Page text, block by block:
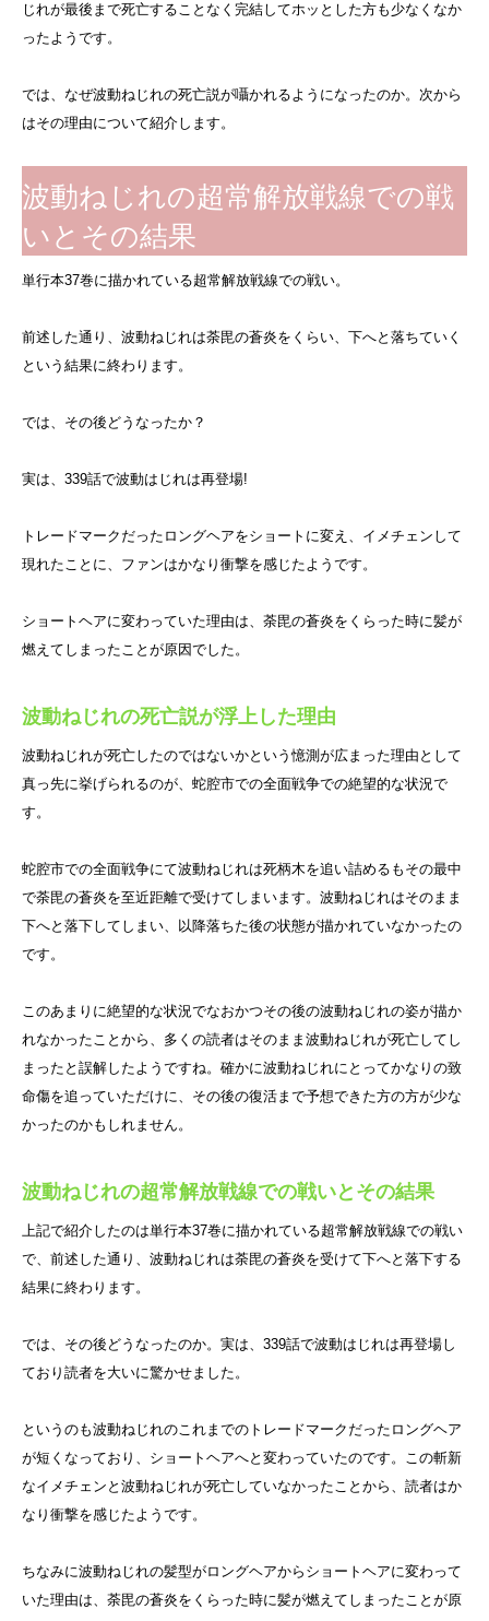
じれが最後まで死亡することなく完結してホッとした方も少なくなか
ったようです。
では、なぜ波動ねじれの死亡説が囁かれるようになったのか。次から
はその理由について紹介します。
波動ねじれの超常解放戦線での戦
いとその結果
単行本37巻に描かれている超常解放戦線での戦い。
前述した通り、波動ねじれは荼毘の蒼炎をくらい、下へと落ちていく
という結果に終わります。
では、その後どうなったか？
実は、339話で波動はじれは再登場!
トレードマークだったロングヘアをショートに変え、イメチェンして
現れたことに、ファンはかなり衝撃を感じたようです。
ショートヘアに変わっていた理由は、荼毘の蒼炎をくらった時に髪が
燃えてしまったことが原因でした。
波動ねじれの死亡説が浮上した理由
波動ねじれが死亡したのではないかという憶測が広まった理由として
真っ先に挙げられるのが、蛇腔市での全面戦争での絶望的な状況で
す。
蛇腔市での全面戦争にて波動ねじれは死柄木を追い詰めるもその最中
で荼毘の蒼炎を至近距離で受けてしまいます。波動ねじれはそのまま
下へと落下してしまい、以降落ちた後の状態が描かれていなかったの
です。
このあまりに絶望的な状況でなおかつその後の波動ねじれの姿が描か
れなかったことから、多くの読者はそのまま波動ねじれが死亡してし
まったと誤解したようですね。確かに波動ねじれにとってかなりの致
命傷を追っていただけに、その後の復活まで予想できた方の方が少な
かったのかもしれません。
波動ねじれの超常解放戦線での戦いとその結果
上記で紹介したのは単行本37巻に描かれている超常解放戦線での戦い
で、前述した通り、波動ねじれは荼毘の蒼炎を受けて下へと落下する
結果に終わります。
では、その後どうなったのか。実は、339話で波動はじれは再登場し
ており読者を大いに驚かせました。
というのも波動ねじれのこれまでのトレードマークだったロングヘア
が短くなっており、ショートヘアへと変わっていたのです。この斬新
なイメチェンと波動ねじれが死亡していなかったことから、読者はか
なり衝撃を感じたようです。
ちなみに波動ねじれの髪型がロングヘアからショートヘアに変わって
いた理由は、荼毘の蒼炎をくらった時に髪が燃えてしまったことが原